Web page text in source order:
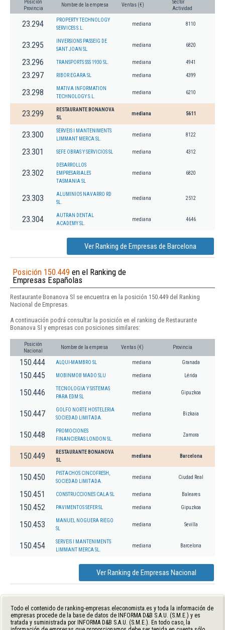
Posición
Provincia
Nombre de la empresa Ventas (€)
Sector
Actividad
23.294
PROPERTY TECHNOLOGY
SERVICES S.L.
mediana 8110
23.295
INVERSIONS PASSEIG DE
SANT JOAN SL
mediana 6820
23.296 TRANSPORTS SSS 1930 SL. mediana 4941
23.297 RIBOR EGARA SL mediana 4399
23.298
MATIVA INFORMATION
TECHNOLOGY S.L.
mediana 6210
23.299
RESTAURANTE BONANOVA
SL
mediana 5611
23.300
SERVEIS I MANTENIMENTS
LIMMANT MERCA SL.
mediana 8122
23.301 SEFE OBRAS Y SERVICIOS SL mediana 4312
23.302
DESARROLLOS
EMPRESARIALES
TASMANIA SL
mediana 6820
23.303
ALUMINIOS NAVARRO RD
SL.
mediana 2512
23.304
AUTRAN DENTAL
ACADEMY SL.
mediana 4646
Ver Ranking de Empresas de Barcelona
Posición 150.449 en el Ranking de
Empresas Españolas
Restaurante Bonanova Sl se encuentra en la posición 150.449 del Ranking
Nacional de Empresas.
A continuación podrá consultar la posición en el ranking de Restaurante
Bonanova Sl y empresas con posiciones similares:
Posición
Nacional
Nombre de la empresa Ventas (€) Provincia
150.444 ALQUI-MAMBRO SL mediana Granada
150.445 MOBINMOB MADO SLU mediana Lérida
150.446
TECNOLOGIA Y SISTEMAS
PARA EDM SL
mediana Gipuzkoa
150.447
GOLFO NORTE HOSTELERIA
SOCIEDAD LIMITADA.
mediana Bizkaia
150.448
PROMOCIONES
FINANCIERAS LONDON SL.
mediana Zamora
150.449
RESTAURANTE BONANOVA
SL
mediana Barcelona
150.450
PISTACHOS CINCOFRESH,
SOCIEDAD LIMITADA.
mediana Ciudad Real
150.451 CONSTRUCCIONES CALA SL mediana Baleares
150.452 PAVIMENTOS SEFER SL mediana Gipuzkoa
150.453
MANUEL NOGUERA RIEGO
SL
mediana Sevilla
150.454
SERVEIS I MANTENIMENTS
LIMMANT MERCA SL.
mediana Barcelona
Ver Ranking de Empresas Nacional
Todo el contenido de ranking-empresas.eleconomista.es y toda la información de
empresas procede de la base de datos de INFORMA D&B S.A.U. (S.M.E.) y es
tratada y suministrada por INFORMA D&B S.A.U. (S.M.E.). En todo caso, la